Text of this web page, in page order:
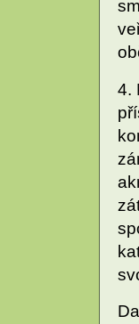
4.